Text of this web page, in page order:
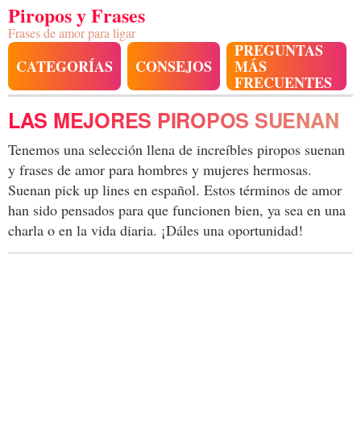
Piropos y Frases
Frases de amor para ligar
CATEGORÍAS CONSEJOS
PREGUNTAS
MÁS
FRECUENTES
LAS MEJORES PIROPOS SUENAN
Tenemos una selección llena de increíbles piropos suenan
y frases de amor para hombres y mujeres hermosas.
Suenan pick up lines en español. Estos términos de amor
han sido pensados para que funcionen bien, ya sea en una
charla o en la vida diaria. ¡Dáles una oportunidad!